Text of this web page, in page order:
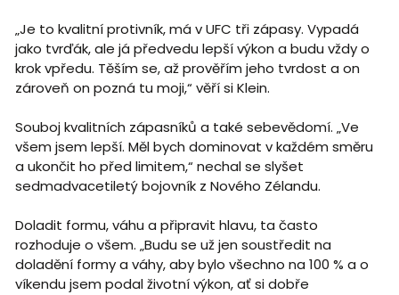
„Je to kvalitní protivník, má v UFC tři zápasy. Vypadá
jako tvrďák, ale já předvedu lepší výkon a budu vždy o
krok vpředu. Těším se, až prověřím jeho tvrdost a on
zároveň on pozná tu moji,“ věří si Klein.
Souboj kvalitních zápasníků a také sebevědomí. „Ve
všem jsem lepší. Měl bych dominovat v každém směru
a ukončit ho před limitem,“ nechal se slyšet
sedmadvacetiletý bojovník z Nového Zélandu.
Doladit formu, váhu a připravit hlavu, ta často
rozhoduje o všem. „Budu se už jen soustředit na
doladění formy a váhy, aby bylo všechno na 100 % a o
víkendu jsem podal životní výkon, ať si dobře